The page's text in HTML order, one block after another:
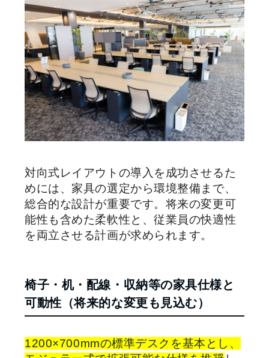
対向式レイアウトの導入を成功させるた
めには、家具の選定から環境整備まで、
総合的な設計が重要です。将来の変更可
能性も含めた柔軟性と、従業員の快適性
を両立させる計画が求められます。
椅子・机・配線・収納等の家具仕様と
可動性（将来的な変更も見込む）
1200×700mmの標準デスクを基本とし、